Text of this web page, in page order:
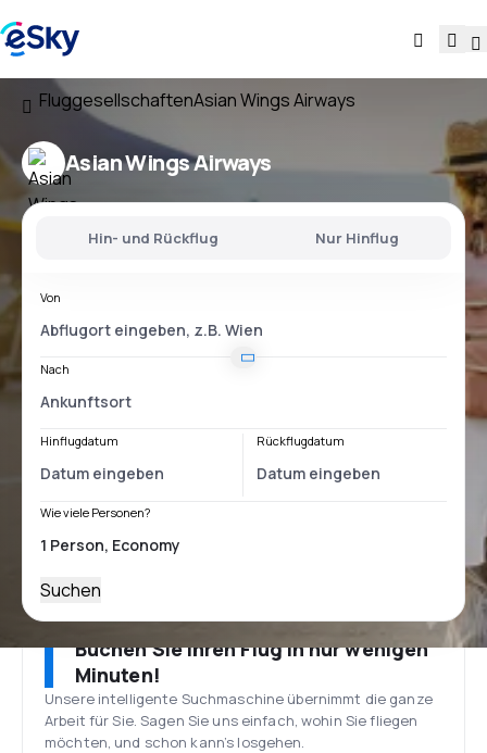
FluggesellschaftenAsian Wings Airways
Asian Wings Airways
Hin- und Rückflug Nur Hinflug
Von
Nach
Hinflugdatum Rückflugdatum
Wie viele Personen?
Suchen
Buchen Sie Ihren Flug in nur wenigen
Minuten!
Unsere intelligente Suchmaschine übernimmt die ganze
Arbeit für Sie. Sagen Sie uns einfach, wohin Sie fliegen
möchten, und schon kann’s losgehen.